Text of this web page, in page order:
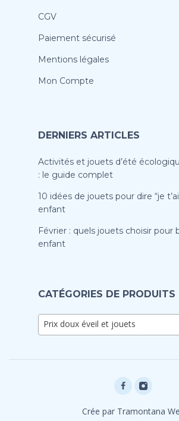
CGV
Paiement sécurisé
Mentions légales
Mon Compte
DERNIERS ARTICLES
Activités et jouets d’été
: le guide complet
10 idées de jouets pour dire “je
enfant
Février : quels jouets choisir pour
enfant
CATÉGORIES DE PRODUITS
Prix doux éveil et jouets
Crée par Tramontana